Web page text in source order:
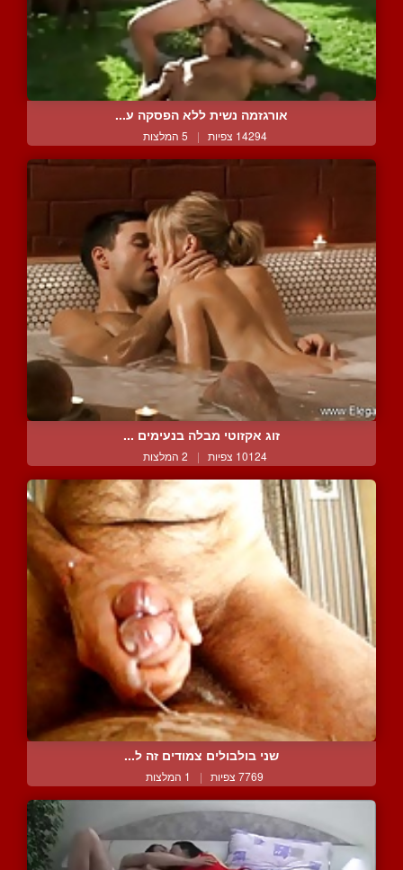
אורגזמה נשית ללא הפסקה ע...
14294 צפיות | 5 המלצות
זוג אקזוטי מבלה בנעימים ...
10124 צפיות | 2 המלצות
שני בולבולים צמודים זה ל...
7769 צפיות | 1 המלצות